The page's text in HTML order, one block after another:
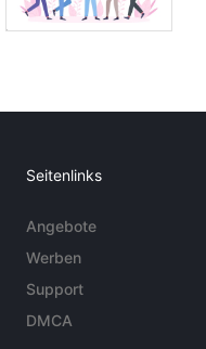
Seitenlinks
Angebote
Werben
Support
DMCA